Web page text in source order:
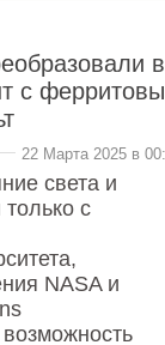
в
с
22 Марта 2025 в
света и
с
NASA и